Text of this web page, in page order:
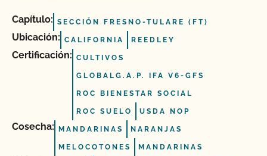
Capítulo: SECCIÓN FRESNO-TULARE (FT)
Ubicación: CALIFORNIA REEDLEY
Certificación: CULTIVOS
GLOBALG.A.P. IFA V6-GFS
ROC BIENESTAR SOCIAL
ROC SUELO USDA NOP
Cosecha: MANDARINAS NARANJAS
MELOCOTONES MANDARINAS